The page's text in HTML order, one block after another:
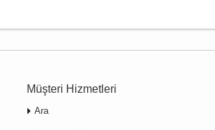
Müşteri Hizmetleri
Ara